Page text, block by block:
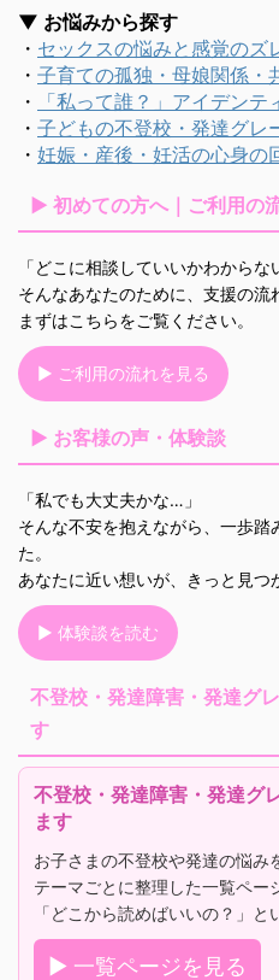
▼ お悩みから探す
・ セックスの悩みと感覚のズ
・ 子育ての孤独・母娘関係・
・
「私って誰？」アイデン
・ 子どもの不登校・発達グレ
・ 妊娠・産後・妊活の心身の
▶ 初めての方へ｜ご利用の
「どこに相談していいかわからな
そんなあなたのために、支援の流
まずはこちらをご覧ください。
▶ ご利用の流れを見る
▶ お客様の声・体験談
「私でも大丈夫かな…」
そんな不安を抱えながら、一歩踏
た。
あなたに近い想いが、きっと見つ
▶ 体験談を読む
不登校・発達障害・発達グ
す
不登校・発達障害・発達グ
ます
お子さまの不登校や発達の悩み
テーマごとに整理した一覧ペー
「どこから読めばいいの？」と
▶ 一覧ページを見る